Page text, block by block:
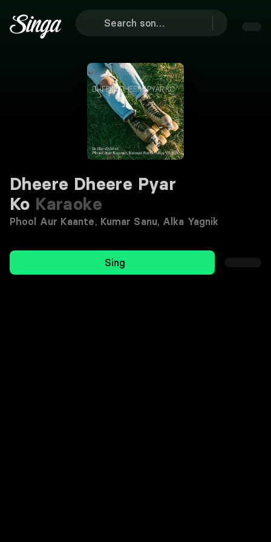
Dheere Dheere Pyar
Ko Karaoke
Phool Aur Kaante, Kumar Sanu, Alka Yagnik
Sing